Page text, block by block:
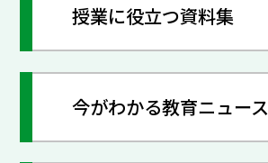
授業に役立つ資料集
今がわかる教育ニュース